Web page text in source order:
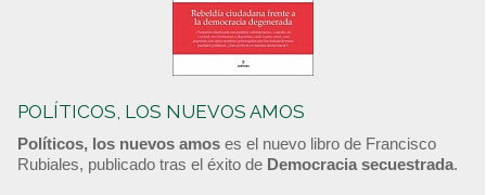
POLÍTICOS, LOS NUEVOS AMOS
Políticos, los nuevos amos es el nuevo libro de Francisco
Rubiales, publicado tras el éxito de Democracia secuestrada.